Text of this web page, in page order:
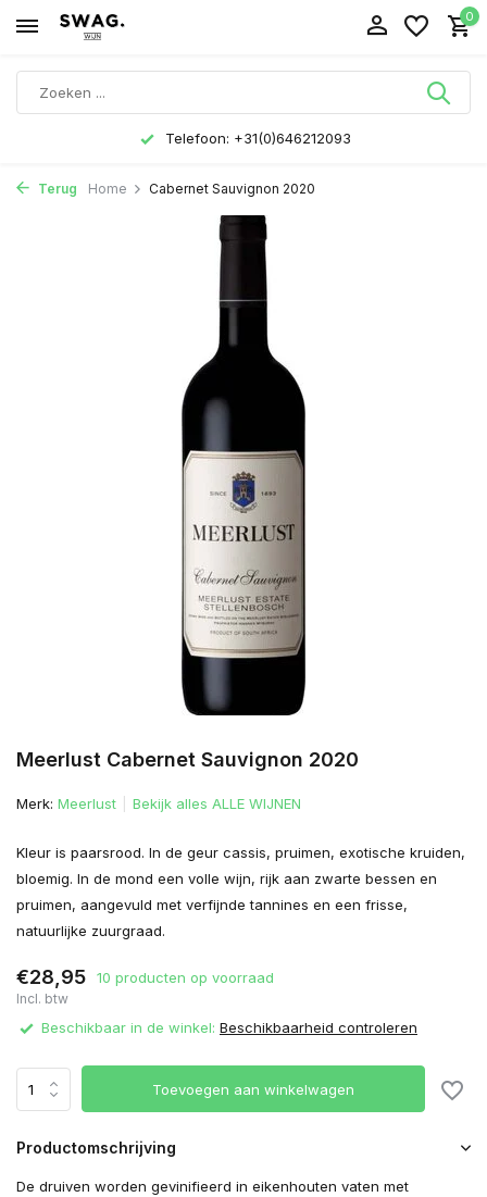
0
Telefoon: +31(0)646212093
Terug Home Cabernet Sauvignon 2020
Meerlust Cabernet Sauvignon 2020
Merk: Meerlust Bekijk alles ALLE WIJNEN
Kleur is paarsrood. In de geur cassis, pruimen, exotische kruiden,
bloemig. In de mond een volle wijn, rijk aan zwarte bessen en
pruimen, aangevuld met verfijnde tannines en een frisse,
natuurlijke zuurgraad.
€28,95 10 producten op voorraad
Incl. btw
Beschikbaar in de winkel: Beschikbaarheid controleren
Toevoegen aan winkelwagen
Productomschrijving
De druiven worden gevinifieerd in eikenhouten vaten met